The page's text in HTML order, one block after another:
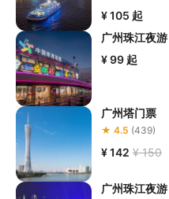
的天气状况，若本项目因天气
¥ 105 起
广州珠江夜游
¥ 99 起
广州塔门票
★ 4.5 (439)
¥ 142 ¥ 150
广州珠江夜游